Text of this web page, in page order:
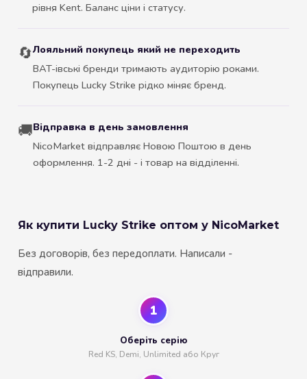
рівня Kent. Баланс ціни і статусу.
🔄Лояльний покупець який не переходить
BAT-івські бренди тримають аудиторію роками.
Покупець Lucky Strike рідко міняє бренд.
🚚Відправка в день замовлення
NicoMarket відправляє Новою Поштою в день
оформлення. 1-2 дні - і товар на відділенні.
Як купити Lucky Strike оптом у NicoMarket
Без договорів, без передоплати. Написали -
відправили.
1
Оберіть серію
Red KS, Demi, Unlimited або Круг